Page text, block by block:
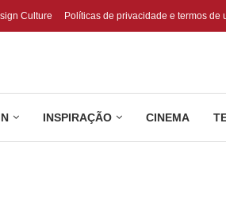
Culture Políticas de privacidade e termos de
INSPIRAÇÃO CINEMA